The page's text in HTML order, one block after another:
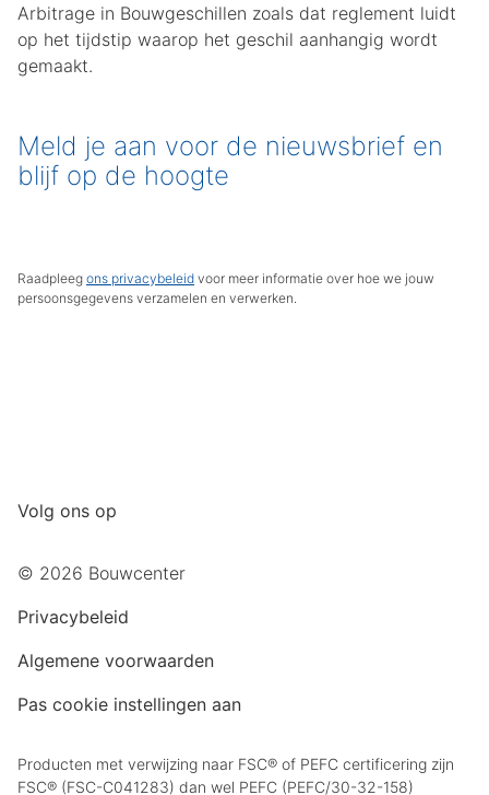
Arbitrage in Bouwgeschillen zoals dat reglement luidt
op het tijdstip waarop het geschil aanhangig wordt
gemaakt.
Meld je aan voor de nieuwsbrief en
blijf op de hoogte
Raadpleeg ons privacybeleid voor meer informatie over hoe we jouw
persoonsgegevens verzamelen en verwerken.
© 2026 Bouwcenter
Privacybeleid
Algemene voorwaarden
Pas cookie instellingen aan
Volg ons op
Producten met verwijzing naar FSC® of PEFC certificering zijn
FSC® (FSC-C041283) dan wel PEFC (PEFC/30-32-158)